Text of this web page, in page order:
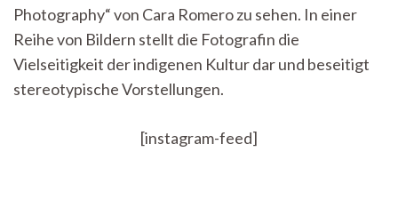
Photography
Photography“ von Cara Romero zu sehen. In einer
Reihe von Bildern stellt die Fotografin die
Vielseitigkeit der indigenen Kultur dar und beseitigt
stereotypische Vorstellungen.
[instagram-feed]